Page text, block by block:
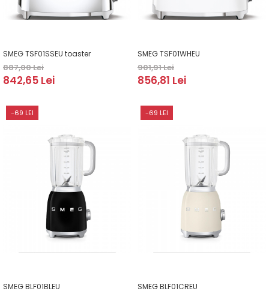
SMEG TSF01SSEU toaster
887,00 Lei
842,65 Lei
SMEG TSF01WHEU
901,91 Lei
856,81 Lei
-69 LEI
SMEG BLF01BLEU
-69 LEI
SMEG BLF01CREU